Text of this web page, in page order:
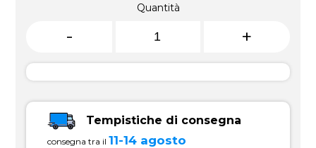
Quantità
- +
Tempistiche di consegna
consegna tra il 11-14 agosto